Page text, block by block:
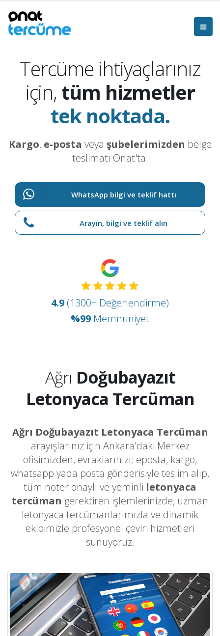
Tercüme ihtiyaçlarınız
için, tüm hizmetler
tek noktada.
Kargo, e-posta veya şubelerimizden belge
teslimatı Onat'ta.
WhatsApp bilgi ve teklif hattı
Arayın, bilgi ve teklif alın
4.9 (1300+ Değerlendirme)
%99 Memnuniyet
Ağrı Doğubayazıt
Letonyaca Tercüman
Ağrı Doğubayazıt Letonyaca Tercüman
arayışlarınız için Ankara'daki Merkez
ofisimizden, evraklarınızı; eposta, kargo,
whatsapp yada posta gönderisiyle teslim alıp,
tüm noter onaylı ve yeminli letonyaca
tercüman gerektiren işlemlerinizde, uzman
letonyaca tercümanlarımızla ve dinamik
ekibimizle profesyonel çeviri hizmetleri
sunuyoruz.